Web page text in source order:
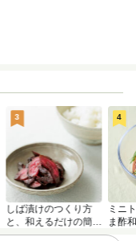
3
しば漬けのつくり方
と、和えるだけの簡単
アレンジレシピ
4
ミニ
ま酢